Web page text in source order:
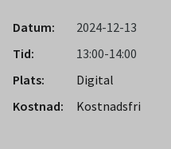
Datum:
2024-12-13
Tid:
13:00-14:00
Plats:
Digital
Kostnad:
Kostnadsfri